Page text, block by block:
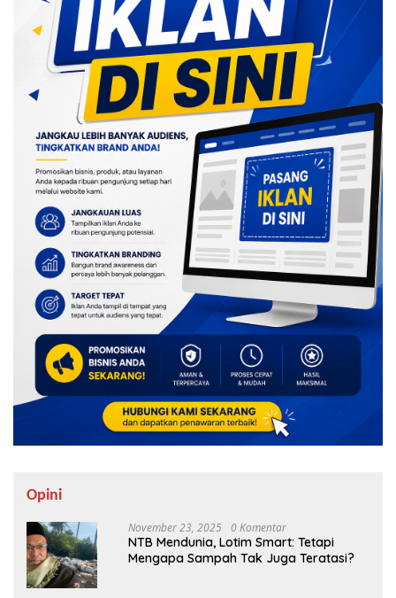
Opini
November 23, 2025 0 Komentar
NTB Mendunia, Lotim Smart: Tetapi
Mengapa Sampah Tak Juga Teratasi?